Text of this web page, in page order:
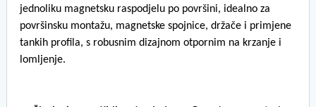
jednoliku magnetsku raspodjelu po površini, idealno za
površinsku montažu, magnetske spojnice, držače i primjene
tankih profila, s robusnim dizajnom otpornim na krzanje i
lomljenje.